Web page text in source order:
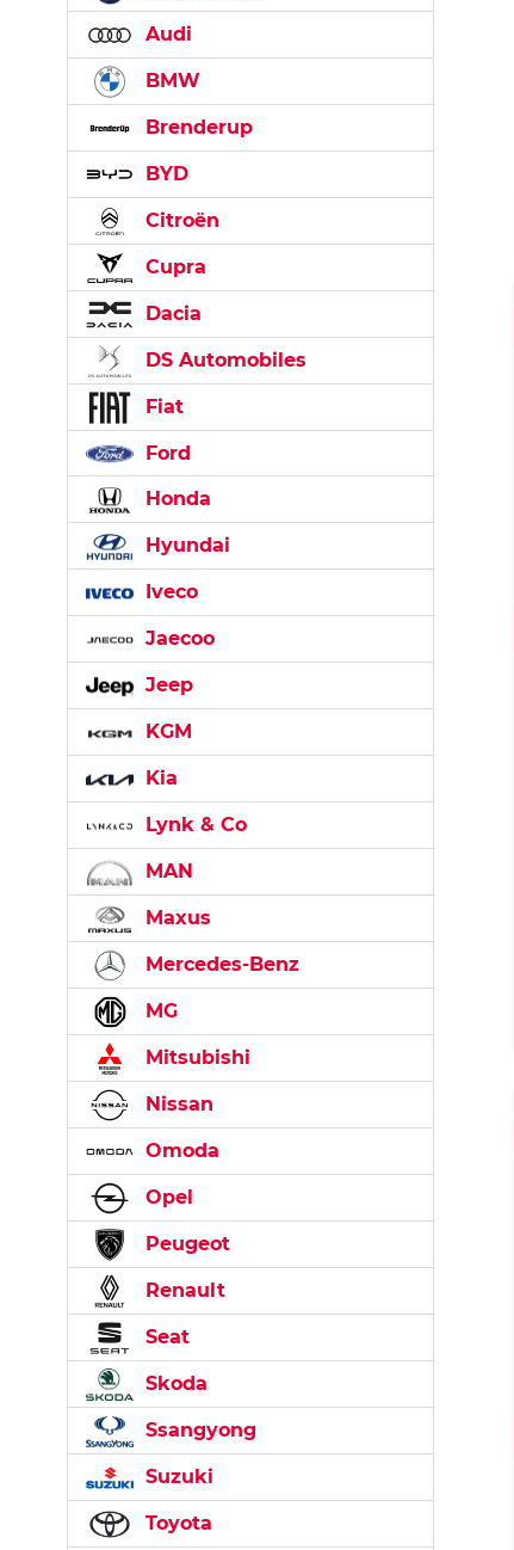
Audi
BMW
Brenderup
BYD
Citroën
Cupra
Dacia
DS Automobiles
Fiat
Ford
Honda
Hyundai
Iveco
Jaecoo
Jeep
KGM
Kia
Lynk & Co
MAN
Maxus
Mercedes-Benz
MG
Mitsubishi
Nissan
Omoda
Opel
Peugeot
Renault
Seat
Skoda
Ssangyong
Suzuki
Toyota